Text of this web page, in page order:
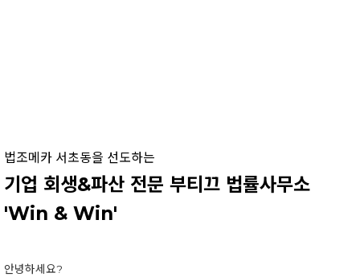
법조메카 서초동을 선도하는
기업 회생&파산 전문 부티끄 법률사무소
'Win & Win'
안녕하세요?